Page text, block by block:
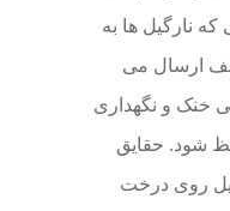
نارگیل ها به
ارسال می
خنک و نگهداری
شود. حقایق
روی درخت